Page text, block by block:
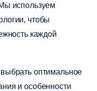
используем
чтобы
каждой
оптимальное
и особенности